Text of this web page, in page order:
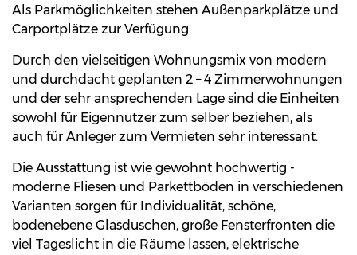
Als Parkmöglichkeiten stehen Außenparkplätze und
Carportplätze zur Verfügung.
Durch den vielseitigen Wohnungsmix von modern
und durchdacht geplanten 2 – 4 Zimmerwohnungen
und der sehr ansprechenden Lage sind die Einheiten
sowohl für Eigennutzer zum selber beziehen, als
auch für Anleger zum Vermieten sehr interessant.
Die Ausstattung ist wie gewohnt hochwertig -
moderne Fliesen und Parkettböden in verschiedenen
Varianten sorgen für Individualität, schöne,
bodenebene Glasduschen, große Fensterfronten die
viel Tageslicht in die Räume lassen, elektrische